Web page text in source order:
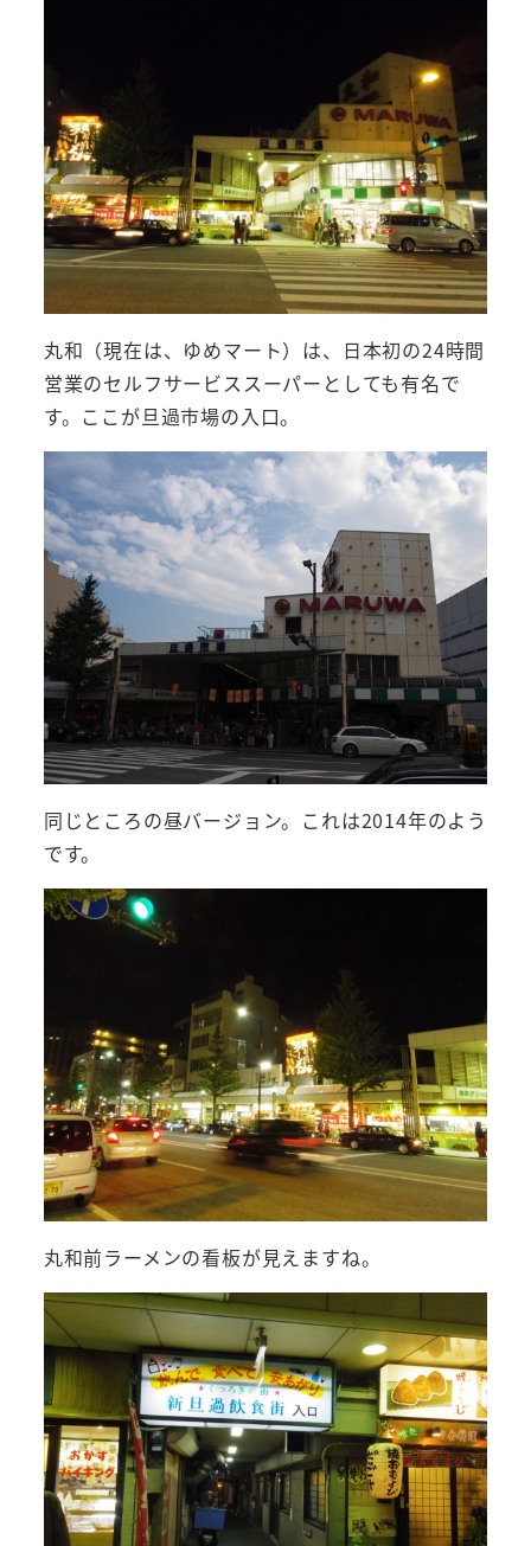
丸和（現在は、ゆめマート）は、日本初の24時間
営業のセルフサービススーパーとしても有名で
す。ここが旦過市場の入口。
同じところの昼バージョン。これは2014年のよう
です。
丸和前ラーメンの看板が見えますね。